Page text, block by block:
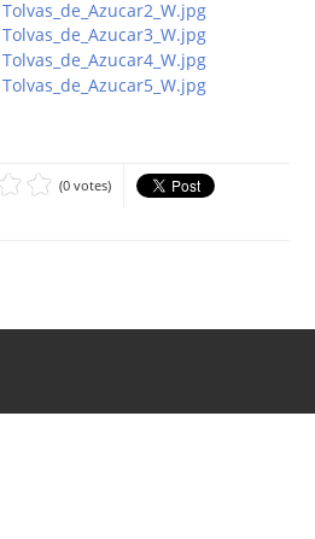
(0 votes)